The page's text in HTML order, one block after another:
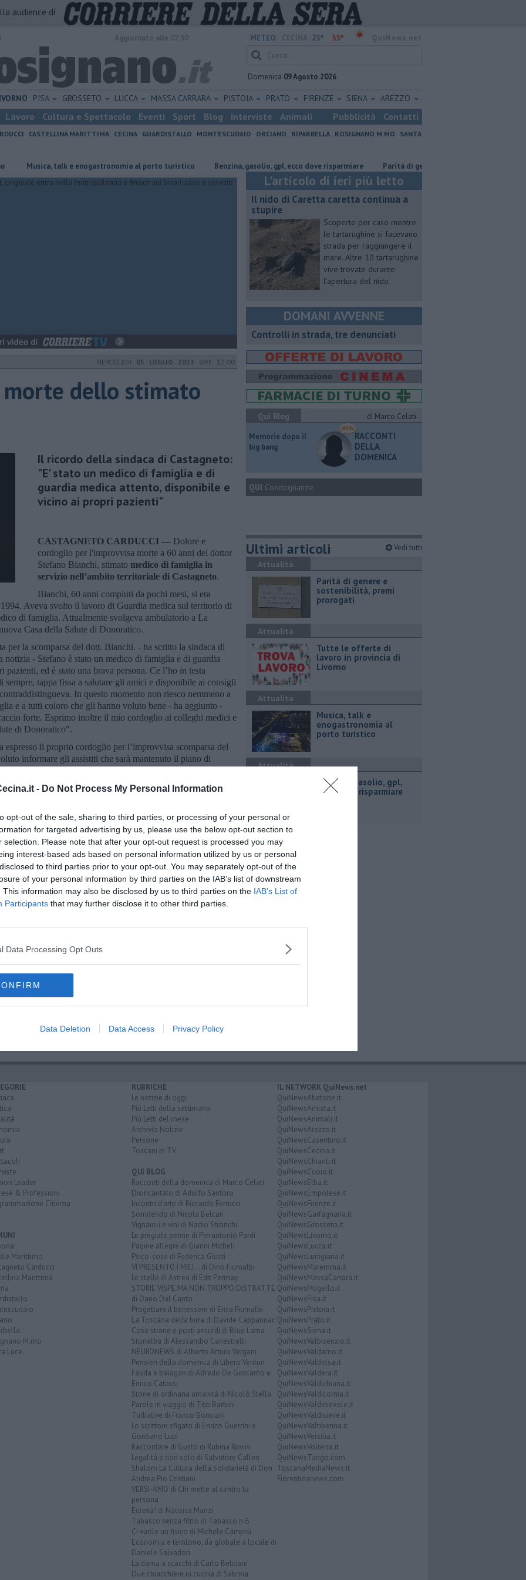
- Do Not Process My Personal Information
opt-out of the sale, sharing to third parties, or processing of your personal or
for targeted advertising by us, please use the below opt-out section to
selection. Please note that after your opt-out request is processed you may
interest-based ads based on personal information utilized by us or personal
to third parties prior to your opt-out. You may separately opt-out of the
of your personal information by third parties on the IAB’s list of downstream
This information may also be disclosed by us to third parties on the IAB’s List of
Participants that may further disclose it to other third parties.
Data Processing Opt Outs
Data Deletion Data Access Privacy Policy
audience di
METEO: 25° 35°
Domenica 09 Agosto 2026
PISA GROSSETO LUCCA MASSA CARRARA PISTOIA PRATO FIRENZE SIENA AREZZO
Lavoro Cultura e Spettacolo Eventi Sport Blog Interviste Animali Pubblicità Contatti
CASTELLINA MARITTIMA CECINA GUARDISTALLO MONTESCUDAIO ORCIANO RIPARBELLA ROSIGNANO M.MO
SANTA
talk e enogastronomia al porto turistico ​Benzina, gasolio, gpl, ecco dove risparmiare Parità di genere e sostenibilità, premi prorogati
MERCOLEDÌ 05 LUGLIO 2023 ORE 12:00
dello stimato
Il ricordo della sindaca di Castagneto:
"E' stato un medico di famiglia e di
guardia medica attento, disponibile e
vicino ai propri pazienti"
CASTAGNETO CARDUCCI — Dolore e
cordoglio per l'improvvisa morte a 60 anni del dottor
Stefano Bianchi, stimato medico di famiglia in
servizio nell’ambito territoriale di Castagneto.
Bianchi, 60 anni compiuti da pochi mesi, si era
Aveva svolto il lavoro di Guardia medica sul territorio di
di famiglia. Attualmente svolgeva ambulatorio a La
Casa della Salute di Donoratico.
per la scomparsa del dott. Bianchi. - ha scritto la sindaca di
notizia - Stefano è stato un medico di famiglia e di guardia
ed è stato una brava persona. Ce l’ho in testa
sempre, tappa fissa a salutare gli amici e disponibile ai consigli
In questo momento non riesco nemmeno a
e a tutti coloro che gli hanno voluto bene - ha aggiunto -
forte. Esprimo inoltre il mio cordoglio ai colleghi medici e
di Donoratico".
il proprio cordoglio per l’improvvisa scomparsa del
informare gli assistiti che sarà mantenuto il piano di
sono già state attivate le procedure necessarie
una vacanza con la moglie. In tanti si sono uniti al cordoglio
iscriviti allaNewsletter QUInews - ToscanaMedia.
nella tua casella di posta.
L'articolo di ieri più letto
Il nido di Caretta caretta continua a
stupire
Scoperto per caso mentre
le tartarughine si facevano
strada per raggiungere il
mare. Altre 10 tartarughine
vive trovate durante
l'apertura del nido
DOMANI AVVENNE
Controlli in strada, tre denunciati
Qui Blog
di Marco Celati
Memorie dopo il
big bang
RACCONTI
DELLA
DOMENICA
QUI Condoglianze
Ultimi articoli Vedi tutti
Attualità
Parità di genere e
sostenibilità, premi
prorogati
Attualità
​Tutte le offerte di
lavoro in provincia di
Livorno
Attualità
Musica, talk e
enogastronomia al
porto turistico
Attualità
​Benzina, gasolio, gpl,
ecco dove risparmiare
Leader
& Professioni
Cinema
Marittimo
Carducci
Marittima
M.mo
Luce
RUBRICHE
Le notizie di oggi
Più Letti della settimana
Più Letti del mese
Archivio Notizie
Persone
Toscani in TV
QUI BLOG
Racconti della domenica di Marco Celati
Disincantato di Adolfo Santoro
Incontri d'arte di Riccardo Ferrucci
Sorridendo di Nicola Belcari
Vignaioli e vini di Nadio Stronchi
Le pregiate penne di Pierantonio Pardi
Pagine allegre di Gianni Micheli
Psico-cose di Federica Giusti
VI PRESENTO I MIEI... di Dino Fiumalbi
Le stelle di Astrea di Edit Permay
STORIE VISPE MA NON TROPPO DISTRATTE
di Dario Dal Canto
Progettare il benessere di Erica Fiumalbi
La Toscana della birra di Davide Cappannari
Cose strane e posti assurdi di Blue Lama
Storielba di Alessandro Canestrelli
NEURONEWS di Alberto Arturo Vergani
Pensieri della domenica di Libero Venturi
Fauda e balagan di Alfredo De Girolamo e
Enrico Catassi
Storie di ordinaria umanità di Nicolò Stella
Parole in viaggio di Tito Barbini
Turbative di Franco Bonciani
Lo scrittore sfigato di Enrico Guerrini e
Gordiano Lupi
Raccontare di Gusto di Rubina Rovini
Legalità e non solo di Salvatore Calleri
Shalom La Cultura della Solidarietà di Don
Andrea Pio Cristiani
VERSI-AMO di Chi mette al centro la
persona
Eureka! di Nausica Manzi
Tabasco senza filtro di Tabasco n.6
Ci vuole un fisico di Michele Campisi
Economia e territorio, da globale a locale di
Daniele Salvadori
La dama a scacchi di Carlo Belciani
Due chiacchiere in cucina di Sabrina
IL NETWORK QuiNews.net
QuiNewsAbetone.it
QuiNewsAmiata.it
QuiNewsAnimali.it
QuiNewsArezzo.it
QuiNewsCasentino.it
QuiNewsCecina.it
QuiNewsChianti.it
QuiNewsCuoio.it
QuiNewsElba.it
QuiNewsEmpolese.it
QuiNewsFirenze.it
QuiNewsGarfagnana.it
QuiNewsGrosseto.it
QuiNewsLivorno.it
QuiNewsLucca.it
QuiNewsLunigiana.it
QuiNewsMaremma.it
QuiNewsMassaCarrara.it
QuiNewsMugello.it
QuiNewsPisa.it
QuiNewsPistoia.it
QuiNewsPrato.it
QuiNewsSiena.it
QuiNewsValbisenzio.it
QuiNewsValdarno.it
QuiNewsValdelsa.it
QuiNewsValdera.it
QuiNewsValdichiana.it
QuiNewsValdicornia.it
QuiNewsValdinievole.it
QuiNewsValdisieve.it
QuiNewsValtiberina.it
QuiNewsVersilia.it
QuiNewsVolterra.it
QuiNewsTango.com
ToscanaMediaNews.it
Fiorentinanews.com